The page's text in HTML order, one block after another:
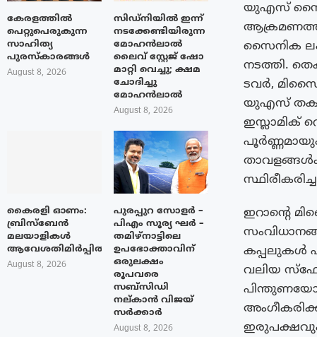
യുഎസ്
സൈനിക
നടത്തി.
ടവർ,
യുഎസ്
ഇസ്ലാമിക്
ഇറാന്റെ
കപ്പലുകൾ
വലിയ
ഇരുപക്ഷവും
കേരളത്തിൽ
പെറ്റുപെരുകുന്ന
സാഹിത്യ
പുരസ്‌കാരങ്ങൾ
August 8, 2026
സിഡ്നിയിൽ ഇന്ന്
നടക്കേണ്ടിയിരുന്ന
മോഹൻലാൽ
ലൈവ് സ്റ്റേജ് ഷോ
മാറ്റി വെച്ചു; ക്ഷമ
ചോദിച്ചു
മോഹൻലാൽ
August 8, 2026
കൈരളി ഓണം:
ബ്രിസ്ബേൻ
മലയാളികൾ
ആവേശതിമിർപ്പിൽ
August 8, 2026
പുരപ്പുറ സോളർ –
പിഎം സൂര്യ ഘർ –
തമിഴ്നാട്ടിലെ
ഉപഭോക്താവിന്
ഒരുലക്ഷം
രൂപവരെ
സബ്സിഡി
നല്കാൻ വിജയ്
സർക്കാർ
August 8, 2026